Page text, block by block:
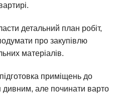
детальний план робіт,
про закупівлю
матеріалів.
приміщень до
дивним, але починати варто